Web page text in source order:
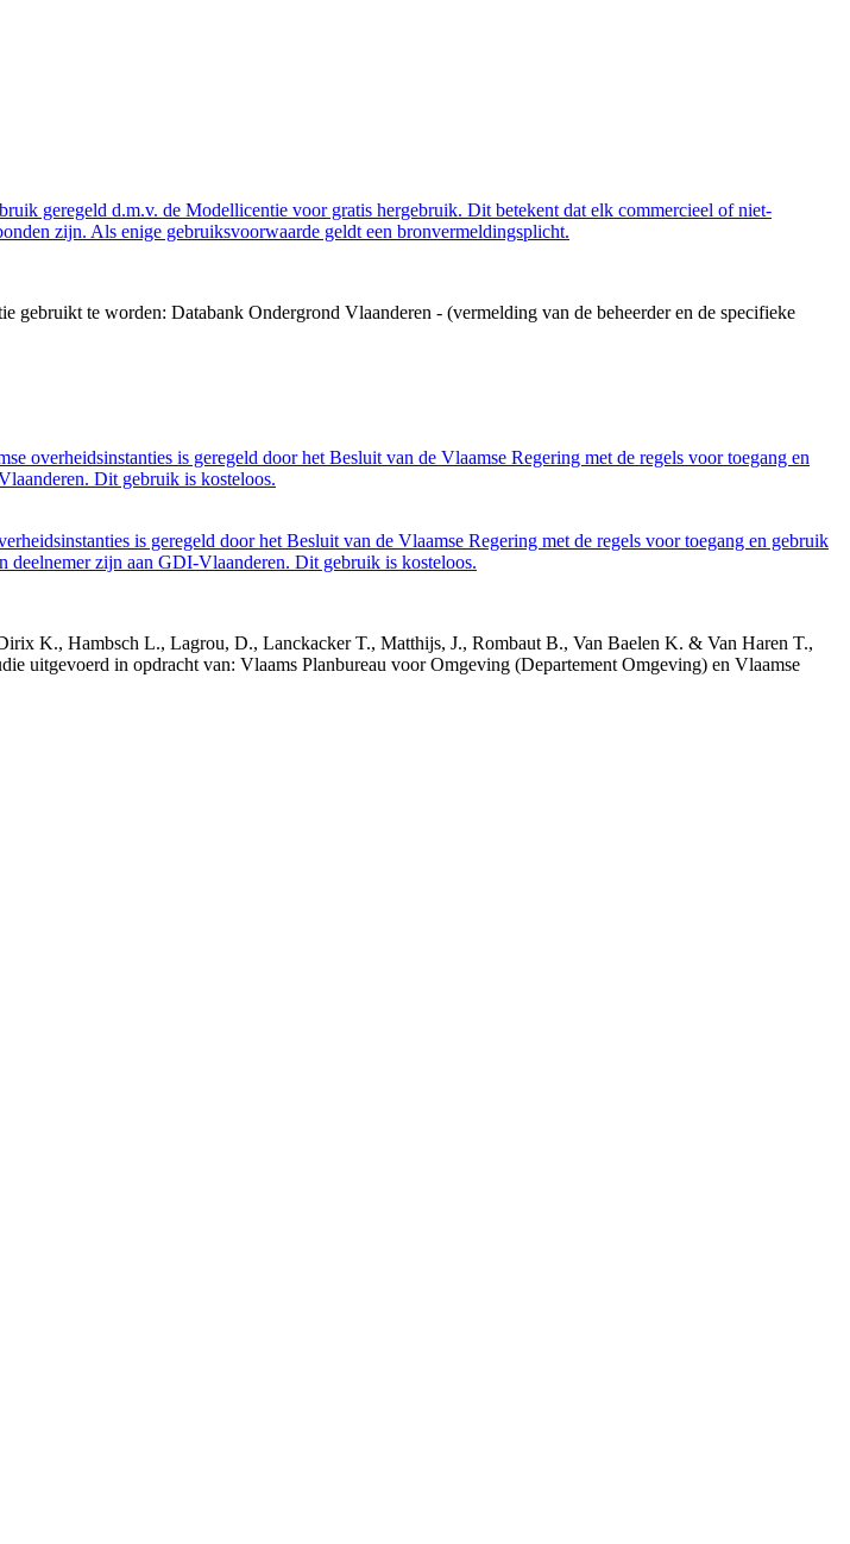
geregeld d.m.v. de Modellicentie voor gratis hergebruik. Dit betekent dat elk commercieel of niet-
zijn. Als enige gebruiksvoorwaarde geldt een bronvermeldingsplicht.
te worden: Databank Ondergrond Vlaanderen - (vermelding van de beheerder en de specifieke
overheidsinstanties is geregeld door het Besluit van de Vlaamse Regering met de regels voor toegang en
Dit gebruik is kosteloos.
is geregeld door het Besluit van de Vlaamse Regering met de regels voor toegang en gebruik
deelnemer zijn aan GDI-Vlaanderen. Dit gebruik is kosteloos.
K., Hambsch L., Lagrou, D., Lanckacker T., Matthijs, J., Rombaut B., Van Baelen K. & Van Haren T.,
uitgevoerd in opdracht van: Vlaams Planbureau voor Omgeving (Departement Omgeving) en Vlaamse